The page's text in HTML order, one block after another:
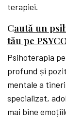
terapiei.
Caută un
tău pe
Psihoterapia
profund și
mentale a
specializat,
mai bine